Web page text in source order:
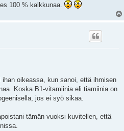
100 % kalkkunaa.
oikeassa, kun sanoi, että ihmisen
Koska B1-vitamiinia eli tiamiinia on
jos ei syö sikaa.
tämän vuoksi kuvitellen, että